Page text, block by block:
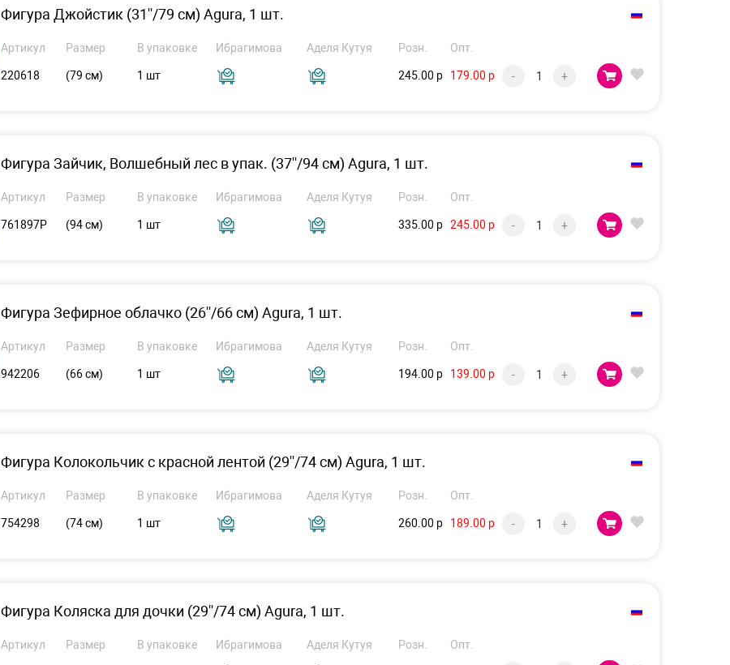
Фигура Джойстик (31''/79 см) Agura, 1 шт.
Артикул Размер В упаковке Ибрагимова Аделя Кутуя Розн. Опт.
220618 (79 см) 1 шт 245.00 р 179.00 р - +
Фигура Зайчик, Волшебный лес в упак. (37''/94 см) Agura, 1 шт.
Артикул Размер В упаковке Ибрагимова Аделя Кутуя Розн. Опт.
761897P (94 см) 1 шт 335.00 р 245.00 р - +
Фигура Зефирное облачко (26''/66 см) Agura, 1 шт.
Артикул Размер В упаковке Ибрагимова Аделя Кутуя Розн. Опт.
942206 (66 см) 1 шт 194.00 р 139.00 р - +
Фигура Колокольчик с красной лентой (29''/74 см) Agura, 1 шт.
Артикул Размер В упаковке Ибрагимова Аделя Кутуя Розн. Опт.
754298 (74 см) 1 шт 260.00 р 189.00 р - +
Фигура Коляска для дочки (29''/74 см) Agura, 1 шт.
Артикул Размер В упаковке Ибрагимова Аделя Кутуя Розн. Опт.